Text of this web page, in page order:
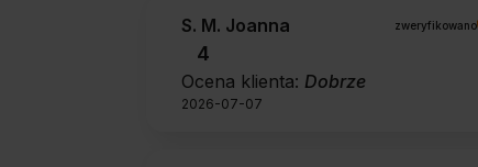
S. M. Joanna zweryfikowano
4
Ocena klienta: Dobrze
2026-07-07